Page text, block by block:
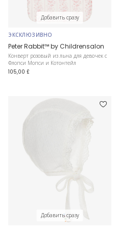
Добавить сразу
ЭКСКЛЮЗИВНО
Peter Rabbit™ by Childrensalon
Конверт розовый из льна для девочек с
Флопси Мопси и Котонтейл
105,00 £
Добавить сразу